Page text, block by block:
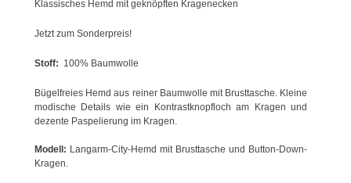
Klassisches Hemd mit geknöpften Kragenecken
Jetzt zum Sonderpreis!
Stoff: 100% Baumwolle
Bügelfreies Hemd aus reiner Baumwolle mit Brusttasche. Kleine
modische Details wie ein Kontrastknopfloch am Kragen und
dezente Paspelierung im Kragen.
Modell: Langarm-City-Hemd mit Brusttasche und Button-Down-
Kragen.